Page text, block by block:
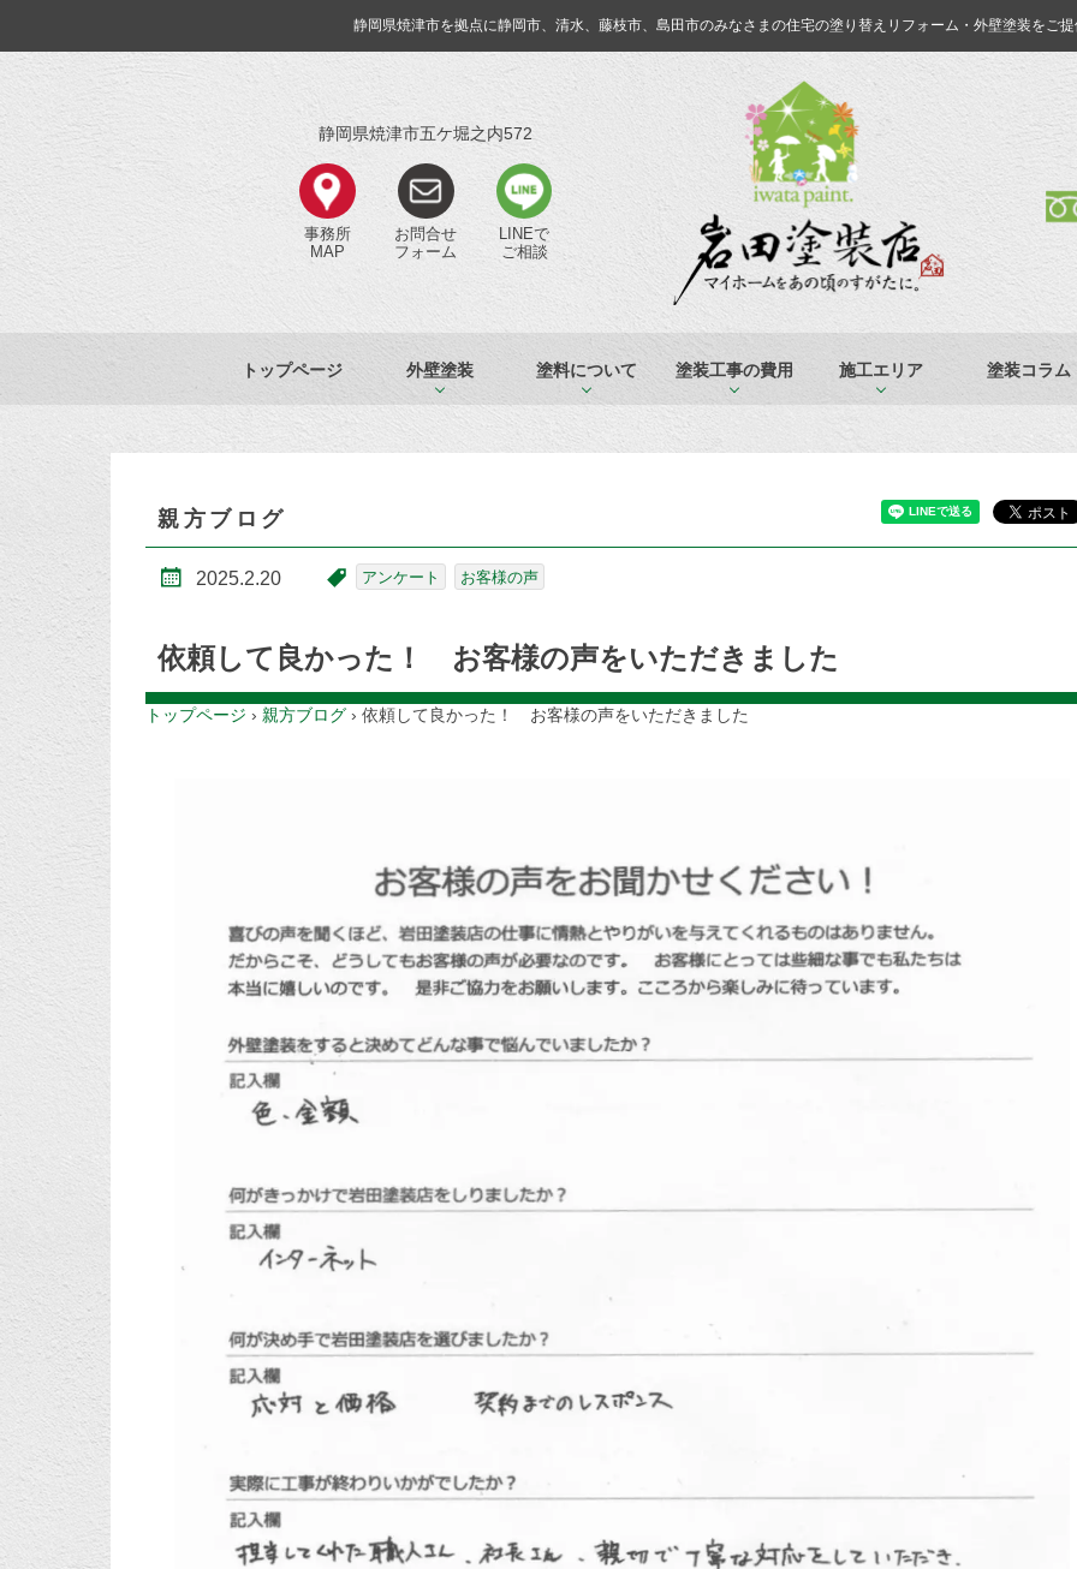
静岡県焼津市を拠点に静岡市、清水、藤枝市、島田市のみなさまの住宅の塗り替えリフォーム・外壁塗装をご
静岡県焼津市五ケ堀之内572
事務所
MAP
お問合せ
フォーム
LINEで
ご相談
トップページ 外壁塗装 塗料について 塗装工事の費用 施工エリア 塗装コラム
親方ブログ
2025.2.20 アンケート お客様の声
依頼して良かった！ お客様の声をいただきました
トップページ › 親方ブログ › 依頼して良かった！ お客様の声をいただきました